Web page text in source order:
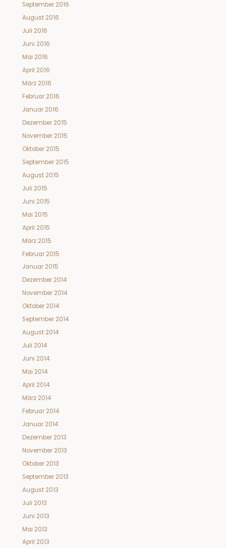
September 2016
August 2016
Juli 2016
Juni 2016
Mai 2016
April 2016
März 2016
Februar 2016
Januar 2016
Dezember 2015
November 2015
Oktober 2015
September 2015
August 2015
Juli 2015
Juni 2015
Mai 2015
April 2015
März 2015
Februar 2015
Januar 2015
Dezember 2014
November 2014
Oktober 2014
September 2014
August 2014
Juli 2014
Juni 2014
Mai 2014
April 2014
März 2014
Februar 2014
Januar 2014
Dezember 2013
November 2013
Oktober 2013
September 2013
August 2013
Juli 2013
Juni 2013
Mai 2013
April 2013